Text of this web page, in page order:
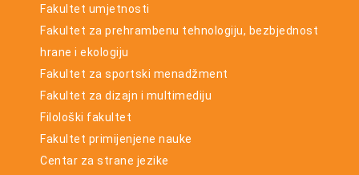
Fakultet umjetnosti
Fakultet za prehrambenu tehnologiju, bezbjednost
hrane i ekologiju
Fakultet za sportski menadžment
Fakultet za dizajn i multimediju
Filološki fakultet
Fakultet primijenjene nauke
Centar za strane jezike